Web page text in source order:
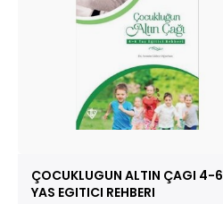
ÇOCUKLUGUN ALTIN ÇAGI 4-6
YAS EGITICI REHBERI